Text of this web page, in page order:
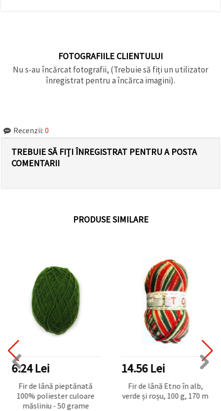
FOTOGRAFIILE CLIENTULUI
Nu s-au încărcat fotografii, (Trebuie să fiți un utilizator
înregistrat pentru a încărca imagini).
Recenzii: 0
TREBUIE SĂ FIȚI ÎNREGISTRAT PENTRU A POSTA
COMENTARII
PRODUSE SIMILARE
6.24 Lei
Fir de lână pieptănată
100% poliester culoare
măsliniu - 50 grame
14.56 Lei
Fir de lână Etno în alb,
verde și roșu, 100 g, 170 m